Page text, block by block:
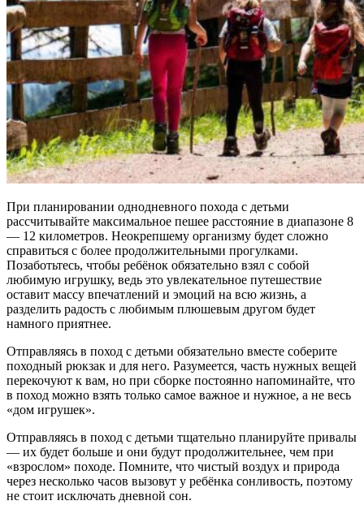
При планировании однодневного похода с детьми
рассчитывайте максимальное пешее расстояние в диапазоне 8
— 12 километров. Неокрепшему организму будет сложно
справиться с более продолжительными прогулками.
Позаботьтесь, чтобы ребёнок обязательно взял с собой
любимую игрушку, ведь это увлекательное путешествие
оставит массу впечатлений и эмоций на всю жизнь, а
разделить радость с любимым плюшевым другом будет
намного приятнее.
Отправляясь в поход с детьми обязательно вместе соберите
походный рюкзак и для него. Разумеется, часть нужных вещей
перекочуют к вам, но при сборке постоянно напоминайте, что
в поход можно взять только самое важное и нужное, а не весь
«дом игрушек».
Отправляясь в поход с детьми тщательно планируйте привалы
— их будет больше и они будут продолжительнее, чем при
«взрослом» походе. Помните, что чистый воздух и природа
через несколько часов вызовут у ребёнка сонливость, поэтому
не стоит исключать дневной сон.